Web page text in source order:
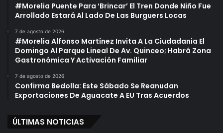
#Morelia Puente Para ‘Brincar’ El Tren Donde Niño Fue
Arrollado Estará Al Lado De Las Burguers Locas
7 de agosto de 2026
#Morelia Alfonso Martínez Invita A La Ciudadania El
Domingo Al Parque Lineal De Av. Quinceo; Habrá Zona
Gastronómica Y Activación Familiar
7 de agosto de 2026
Confirma Bedolla: Este Sábado Se Reanudan
Exportaciones De Aguacate A EU Tras Acuerdos
ÚLTIMAS NOTICIAS